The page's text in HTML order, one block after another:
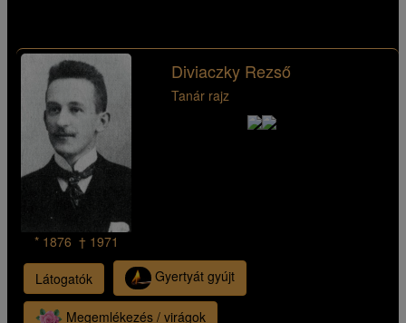
* 1876 † 1971
Diviaczky Rezső
Tanár rajz
Látogatók Gyertyát gyújt
Megemlékezés / virágok